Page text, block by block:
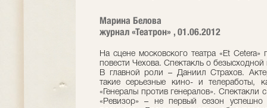
Марина Белова
журнал «Театрон» , 01.06.2012
На сцене московского театра «Et Cetera» премьера – «Драма на охоте» по ранней повести Чехова. Спектакль о безысходной пустоте обнаженной человеческой души. В главной роли – Даниил Страхов. Актер, в фильмографии которого числятся такие серьезные кино- и телеработы, как «Перегон», «Дети Арбата», «Исаев», «Генералы против генералов». Спектакли с его участием – «Варшавская мелодия» и «Ревизор» – не первый сезон успешно идут в Театре на Малой Бронной. О премьере «Драмы на охоте», об актерской профессии, о театре и кино – наш разговор. Даниил, недавно в театре Et Cetera состоялась премьера спектакля с Вашим участием «Драма на охоте» по одноименной повести Чехова. Что заставляло Вас поначалу отказываться от этой работы? Внутренний инстинкт самосохранения. Подсознательно я понимал, что эта работа должна будет вывернуть меня. Кроме того, человек не очень любит по-честному смотреть на себя в зеркало. Но внутреннее любопытство и быстро возникшая профессиональная и человеческая симпатия к Антону Яковлеву, режиссеру спектакля, заставили меня поменять первоначальное решение. И я отдаю себе отчет в том, что спектакль дышит своей непростой жизнью. Простите за высокий стиль, но такая работа может стать шагом как к внутреннему падению, так и внутренней чистке. Что для меня в конечном итоге «Драма на охоте», я не могу ответить. Я этого пока не знаю. Это рискованный шаг… Именно поэтому я и отказывался. Я понимал, что эту работу нужно делать предельно честно по отношению к себе. В Яковлеве я нашел творческого друга, настоящего собеседника, в каком-то смысле увидел в нем отражение себя. И найдя такого человека, посредством работы я решился задать себе эти вопросы. Другое дело, найду ли я на них ответы. Вообще, смысл не в ответах, а в вопросах. Ваш герой, Сергей Петрович Камышев – человек, попавший в замкнутый круг неверия и бессмысленности жизни. Он отчаялся или все же ищет выход? Это сложный вопрос, и однозначно на него ответить нельзя. Человек – разновекторное животное. Одновременно со жгучим желанием жить в человеке присутствует инстинкт самоуничтожения. Да, он попал в ловушку из гордыни, неверия, алкоголизма, безбожия. Хочет ли он вырваться? Конечно, хочет. Но дело в том, что за стенами его кошмаров – жизнь, которую он боится еще больше. Камышев прячет себя от мира, но сидит он в этом мешке без кожи. У нас очень интересная была история с афишей. Мы предлагали театру много вариантов, начиная с фотографий Брессона (Анри Картье-Брессон (1908-2004), выдающийся фотограф XX века – прим. автора), которые абсолютно отвечали внутренней раздвоенности, стертости взгляда Камышева на окружающий мир. Но театру они не нравились: им нужно было лицо исполнителя. И вдруг совершено неожиданно мы пришли к довольно простой и ясной с точки зрения мысли афише, сделали ее за пятнадцать минут. Это прыжок в пропасть, во время которого Камышев не зажмуривает глаза. Очень точная интонация того, что происходит с этим человеком. Он летит в пропасть, но он до конца будет с интересом наблюдать за падением, пока его голова не будет разбита о камни внизу. У него есть надежда на возрождение? В конце, когда Камышев вспоминает о том, что он сделал и, казалось бы, вот сейчас должен испытать чувство раскаяния и ужаса, он прячется за очередной маской безумия. Он опять убегает от Бога, от раскаяния, от примирения с самим собой. Никакого будущего, к сожалению, у этого человека нет. Мы с Антоном не поклонники чернушных спектаклей, для нас «кишки ради кишок» – не цель в профессии. Но в данном конкретном случае почти медицинское отсутствие надежды в конце для зрителей полезнее, чем сладкий пряник. Мы не пошли дурным сериальным путем, когда в завершении обязательно нужно показать лучик света в темном царстве. Мы осмелились сделать это и, с моей точки зрения, абсолютно правы. И идем мы к финалу, не подразумевая наслаждения от показа внутренних нечистот Камышева. Нет там наслаждения – там один сплошной ужас и мука. Что Вам лично помогает не угодить в состояние Камышева? Что придает жизни смысл? Смысл жизни в жизни, начнем с этого. Во внутренней способности радоваться ей и в том числе всем испытаниям, которые в этой жизни случаются. А зрителей спектакль должен чему-то учить? Учат в школе. Здесь очень важная вещь: если раньше театр брал на себя функцию церкви, исповеди, проповеди и замещал собой некоторые иные институты в обществе, то сейчас в этом нет необходимости. Гораздо честнее и одновременно труднее ставить правильные вопросы, не задумывая конкретных результатов. И все-таки были же мотивы, которые подтолкнули к созданию спектакля «Драма на охоте»? Мой мотив один – это внутренний разговор с самим собой. Что касается зрителя, то я чувствую, когда выхожу на поклоны, как со стороны зала идет волна отторжения: они все еще смотрят на меня как на Камышева. Не скажу, что это приятно. Но значит, результат есть. С этим внутренним ощущением безысходности и пустоты они придут домой, нальют себе чайку… И, возможно, кто-то из них не забудет на следующий день о вопросах,